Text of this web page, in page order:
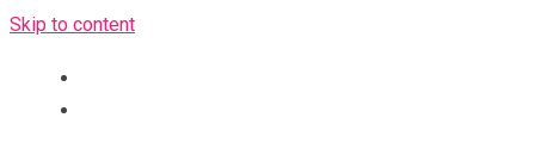
Skip to content